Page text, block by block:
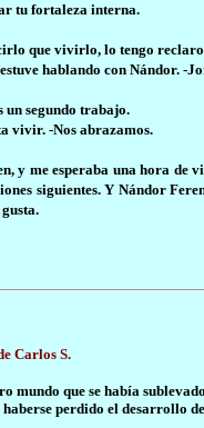
tu fortaleza interna.
que vivirlo, lo tengo
hablando con Nándor. -
un segundo trabajo.
vivir. -Nos abrazamos.
y me esperaba una hora
siguientes. Y Nándor
Carlos S.
mundo que se había
perdido el desarrollo